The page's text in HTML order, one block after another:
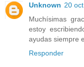
Unknown 20
Muchísimas
estoy
ayudas siempre
Responder